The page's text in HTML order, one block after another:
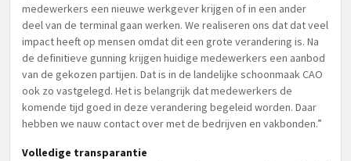
medewerkers een nieuwe werkgever krijgen of in een ander
deel van de terminal gaan werken. We realiseren ons dat dat veel
impact heeft op mensen omdat dit een grote verandering is. Na
de definitieve gunning krijgen huidige medewerkers een aanbod
van de gekozen partijen. Dat is in de landelijke schoonmaak CAO
ook zo vastgelegd. Het is belangrijk dat medewerkers de
komende tijd goed in deze verandering begeleid worden. Daar
hebben we nauw contact over met de bedrijven en vakbonden.”
Volledige transparantie